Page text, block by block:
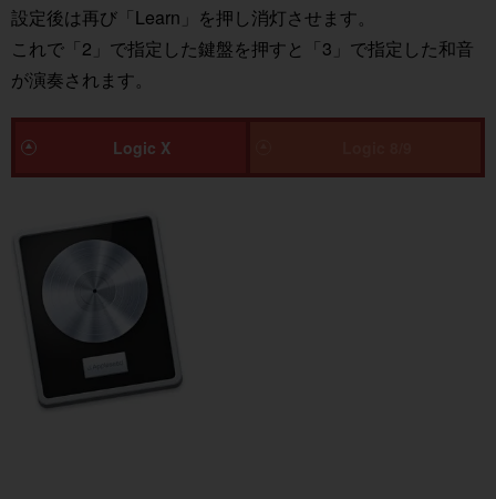
設定後は再び「Learn」を押し消灯させます。
これで「2」で指定した鍵盤を押すと「3」で指定した和音
が演奏されます。
Logic X